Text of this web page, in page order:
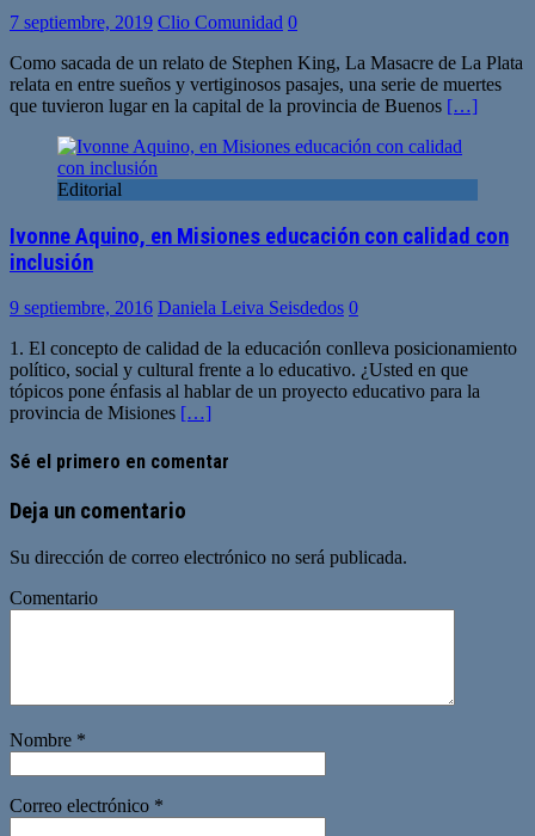
7 septiembre, 2019 Clio Comunidad 0
Como sacada de un relato de Stephen King, La Masacre de La Plata
relata en entre sueños y vertiginosos pasajes, una serie de muertes
que tuvieron lugar en la capital de la provincia de Buenos […]
Editorial
Ivonne Aquino, en Misiones educación con calidad con
inclusión
9 septiembre, 2016 Daniela Leiva Seisdedos 0
1. El concepto de calidad de la educación conlleva posicionamiento
político, social y cultural frente a lo educativo. ¿Usted en que
tópicos pone énfasis al hablar de un proyecto educativo para la
provincia de Misiones […]
Sé el primero en comentar
Deja un comentario
Su dirección de correo electrónico no será publicada.
Comentario
Nombre *
Correo electrónico *